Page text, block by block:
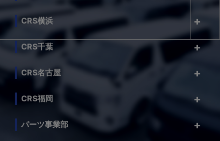
CRS横浜
CRS千葉
CRS名古屋
CRS福岡
パーツ事業部